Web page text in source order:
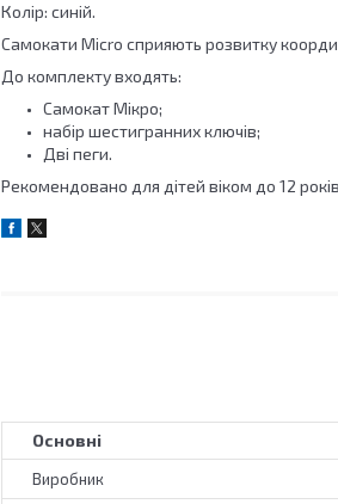
Колір: синій.
Самокати Micro сприяють розвитку
До комплекту входять:
Самокат Мікро;
набір шестигранних ключів;
Дві пеги.
Рекомендовано для дітей віком до 12
Основні
Виробник